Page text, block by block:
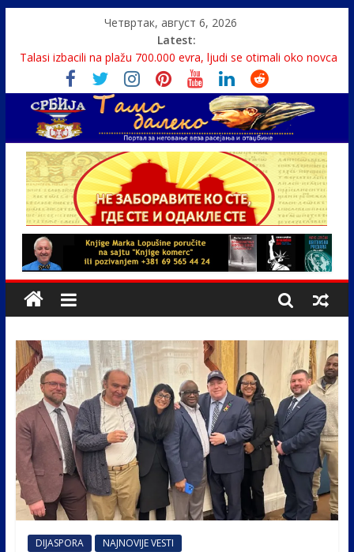
Четвртак, август 6, 2026
Latest:
Talasi izbacili na plažu 700.000 evra, ljudi se otimali oko novca
Srbin zaspao na Dunavu, reka ga odnela u Rumuniju
Politika i seks glavne teme srpskih medija
U Srbiji pola miliona migranata, 100 000 stranaca se zaposlilo
Monasi spasili dete sa litice visoke 15 metara
DIJASPORA NAJNOVIJE VESTI